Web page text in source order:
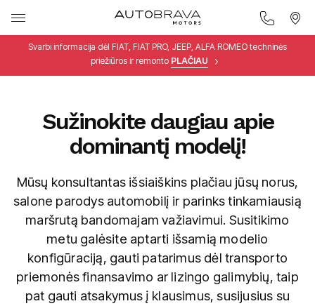
Svarbi informacija dėl FIAT, FIAT PRO, JEEP, ALFA ROMEO techninės
priežiūros ir remonto PLAČIAU
Sužinokite daugiau apie
dominantį modelį!
Mūsų konsultantas išsiaiškins plačiau jūsų norus,
salone parodys automobilį ir parinks tinkamiausią
maršrutą bandomajam važiavimui. Susitikimo
metu galėsite aptarti išsamią modelio
konfigūraciją, gauti patarimus dėl transporto
priemonės finansavimo ar lizingo galimybių, taip
pat gauti atsakymus į klausimus, susijusius su